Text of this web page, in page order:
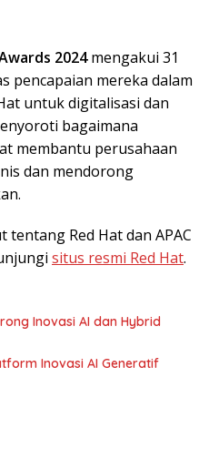
2024mengakui 31
pencapaian mereka dalam
untuk digitalisasi dan
bagaimana
membantu perusahaan
dan mendorong
Red Hat dan APAC
situs resmi Red Hat.
Inovasi AI dan Hybrid
Inovasi AI Generatif